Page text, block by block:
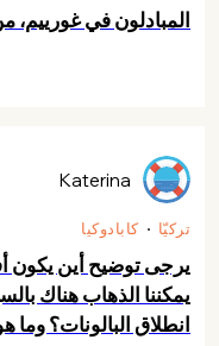
المبادلون في
تركيّا كابادوكيا
يرجى توضيح أين يكون
يمكننا الذهاب هناك
انطلاق البالونات؟
Katerina